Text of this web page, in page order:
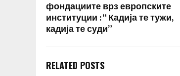
фондациите врз европските
институции : “ Кадија те тужи,
кадија те суди”
RELATED POSTS